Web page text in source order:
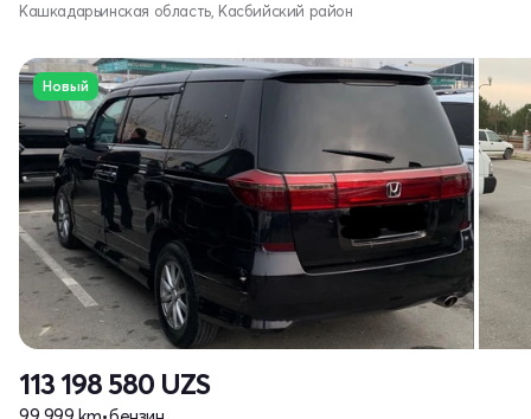
Кашкадарьинская область, Касбийский район
Новый
113 198 580 UZS